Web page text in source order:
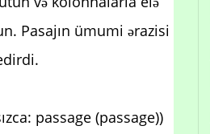
Pasajın ümumi ərazisi
passage (passage))